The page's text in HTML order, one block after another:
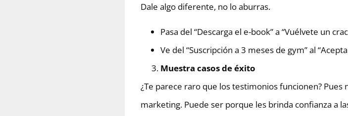
Dale algo diferente, no lo aburras.
Pasa del “Descarga el e-book” a “Vuélvete un
Ve del “Suscripción a 3 meses de gym” al
Muestra casos de éxito
¿Te parece raro que los testimonios funcionen?
marketing. Puede ser porque les brinda confianza a